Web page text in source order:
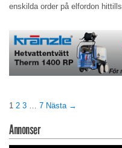
enskilda order på elfordon hittills.
1 2 3 7 Nästa →
Annonser